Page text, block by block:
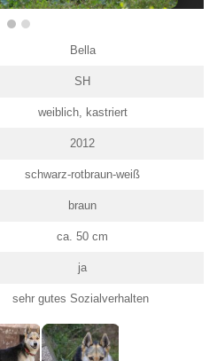
Bella
SH
weiblich, kastriert
2012
schwarz-rotbraun-weiß
braun
ca. 50 cm
ja
sehr gutes Sozialverhalten